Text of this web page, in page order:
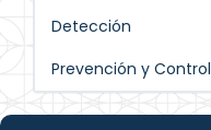
Detección
Prevención y Control